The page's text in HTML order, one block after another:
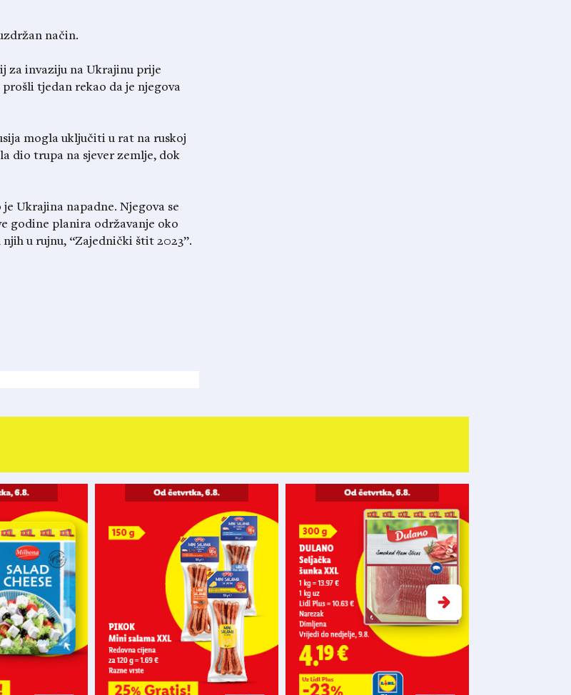
način.
za invaziju na Ukrajinu prije
tjedan rekao da je njegova
mogla uključiti u rat na ruskoj
dio trupa na sjever zemlje, dok
Ukrajina napadne. Njegova se
godine planira održavanje oko
u rujnu, “Zajednički štit 2023”.